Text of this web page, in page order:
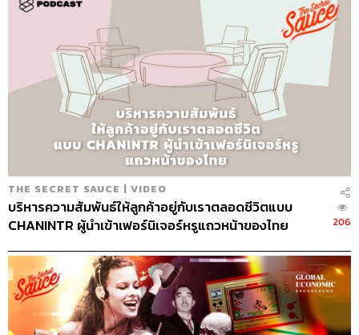
THE SECRET SAUCE | VIDEO
บริหารความสัมพันธ์ให้ลูกค้าอยู่กับเราตลอดชีวิตแบบ
CHANINTR ผู้นำเข้าเฟอร์นิเจอร์หรูแถวหน้าของไทย
206